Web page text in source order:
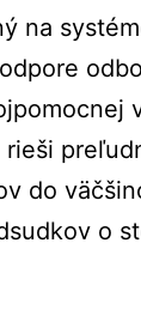
na
do
o